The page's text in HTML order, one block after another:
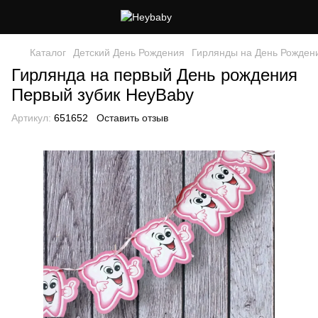
Каталог Детский День Рождения Гирлянды на День
Гирлянда на первый День рождения
Первый зубик HeyBaby
Артикул: 651652 Оставить отзыв